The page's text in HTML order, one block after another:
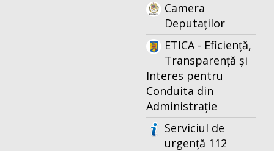
Camera
Deputaților
ETICA - Eficiență,
Transparență și
Interes pentru
Conduita din
Administrație
Serviciul de
urgență 112